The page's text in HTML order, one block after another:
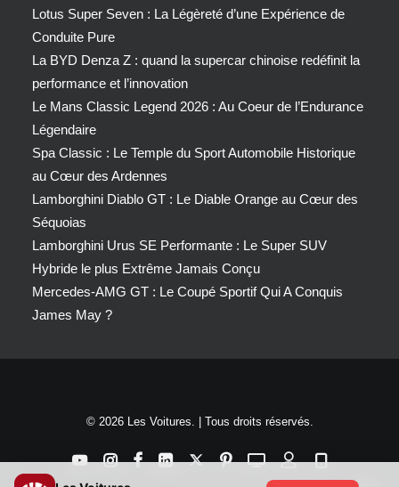
Lotus Super Seven : La Légèreté d’une Expérience de
Conduite Pure
La BYD Denza Z : quand la supercar chinoise redéfinit la
performance et l’innovation
Le Mans Classic Legend 2026 : Au Coeur de l’Endurance
Légendaire
Spa Classic : Le Temple du Sport Automobile Historique
au Cœur des Ardennes
Lamborghini Diablo GT : Le Diable Orange au Cœur des
Séquoias
Lamborghini Urus SE Performante : Le Super SUV
Hybride le plus Extrême Jamais Conçu
Mercedes-AMG GT : Le Coupé Sportif Qui A Conquis
James May ?
© 2026 Les Voitures. | Tous droits réservés.